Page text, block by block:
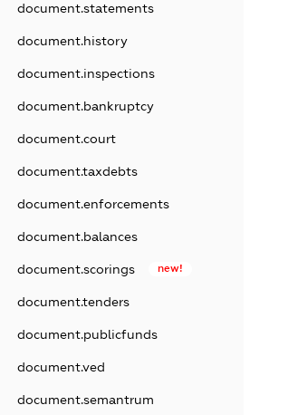
document.statements
document.history
document.inspections
document.bankruptcy
document.court
document.taxdebts
document.enforcements
document.balances
document.scorings new!
document.tenders
document.publicfunds
document.ved
document.semantrum